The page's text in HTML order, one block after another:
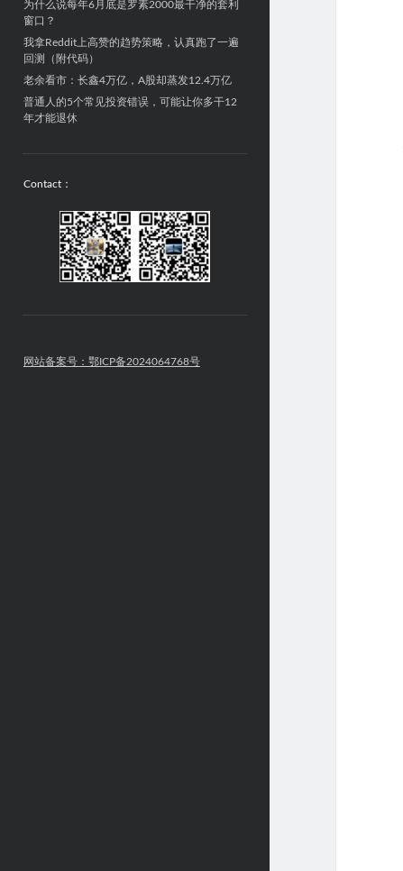
为什么说每年6月底是罗素2000最干净的套利
窗口？
我拿Reddit上高赞的趋势策略，认真跑了一遍
回测（附代码）
老余看市：长鑫4万亿，A股却蒸发12.4万亿
普通人的5个常见投资错误，可能让你多干12
年才能退休
Contact：
网站备案号：鄂ICP备2024064768号